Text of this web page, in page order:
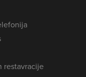
restavracije